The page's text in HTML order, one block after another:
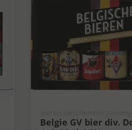
Belgie GV bier div.